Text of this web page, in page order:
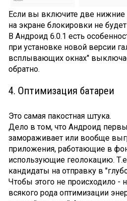
Если вы включите две нижние
на экране блокировки не
В Андроид 6.0.1 есть
при установке новой версии
всплывающих окнах"
обратно.
4. Оптимизация батареи
Это самая пакостная штука.
Дело в том, что Андроид
замораживает или вообще
приложения, работающие в
использующие геолокацию.
кандидаты на отправку в
Чтобы этого не происходило -
всякого рода оптимизации